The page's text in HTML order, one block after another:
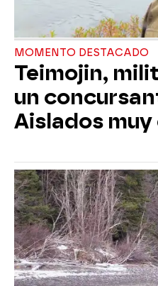
MOMENTO DESTACADO
Teimojin,
un
Aislados